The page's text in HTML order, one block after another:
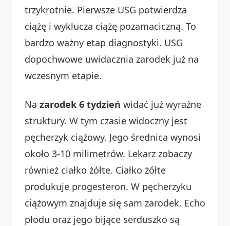
trzykrotnie. Pierwsze USG potwierdza
ciążę i wyklucza ciążę pozamaciczną. To
bardzo ważny etap diagnostyki. USG
dopochwowe uwidacznia zarodek już na
wczesnym etapie.
Na zarodek 6 tydzień widać już wyraźne
struktury. W tym czasie widoczny jest
pęcherzyk ciążowy. Jego średnica wynosi
około 3-10 milimetrów. Lekarz zobaczy
również ciałko żółte. Ciałko żółte
produkuje progesteron. W pęcherzyku
ciążowym znajduje się sam zarodek. Echo
płodu oraz jego bijące serduszko są